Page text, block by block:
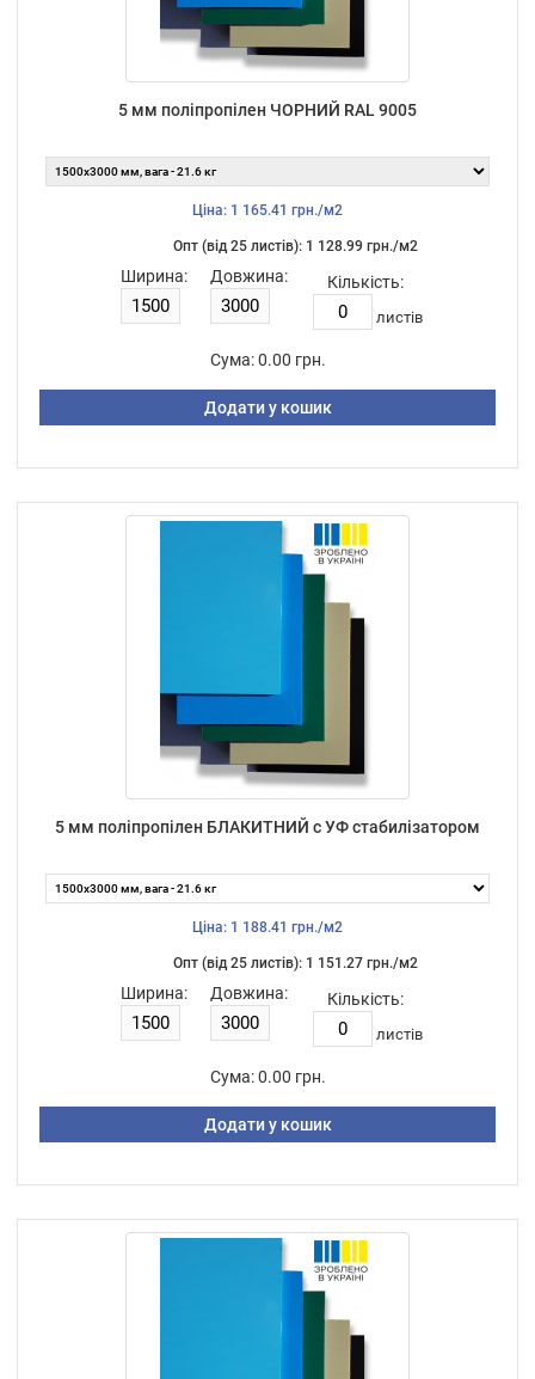
5 мм поліпропілен ЧОРНИЙ RAL 9005
Ціна: 1 165.41 грн./м2
Опт (від 25 листiв): 1 128.99 грн./м2
Ширина: Довжина: Кількість:
листiв
Сума: 0.00 грн.
Додати у кошик
5 мм поліпропілен БЛАКИТНИЙ с УФ стабилізатором
Ціна: 1 188.41 грн./м2
Опт (від 25 листiв): 1 151.27 грн./м2
Ширина: Довжина: Кількість:
листiв
Сума: 0.00 грн.
Додати у кошик